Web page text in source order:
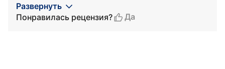
Развернуть
Понравилась рецензия?
Да